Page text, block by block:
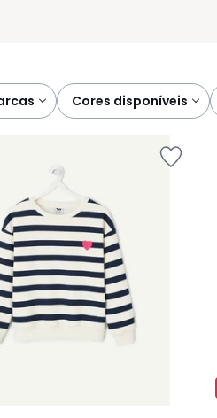
cores disponíveis